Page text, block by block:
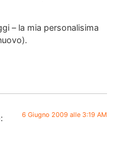
– la mia personalisima
6 Giugno 2009 alle 3:19 AM